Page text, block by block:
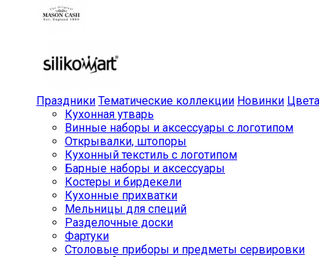
Праздники Тематические коллекции Новинки Цвета
Кухонная утварь
Винные наборы и аксессуары с логотипом
Открывалки, штопоры
Кухонный текстиль с логотипом
Барные наборы и аксессуары
Костеры и бирдекели
Кухонные прихватки
Мельницы для специй
Разделочные доски
Фартуки
Столовые приборы и предметы сервировки